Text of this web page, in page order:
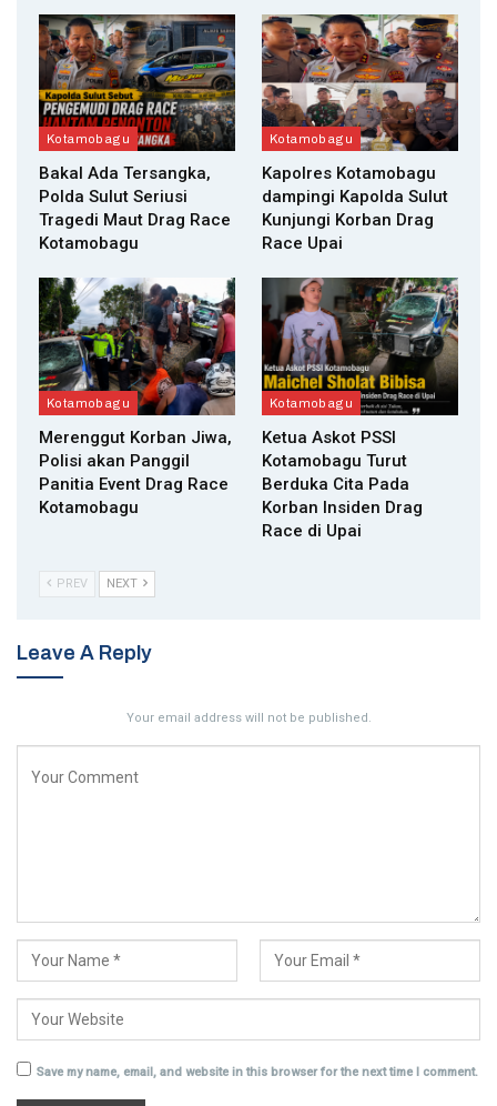
Kotamobagu
Bakal Ada Tersangka,
Polda Sulut Seriusi
Tragedi Maut Drag Race
Kotamobagu
Kotamobagu
Kapolres Kotamobagu
dampingi Kapolda Sulut
Kunjungi Korban Drag
Race Upai
Kotamobagu
Merenggut Korban Jiwa,
Polisi akan Panggil
Panitia Event Drag Race
Kotamobagu
Kotamobagu
Ketua Askot PSSI
Kotamobagu Turut
Berduka Cita Pada
Korban Insiden Drag
Race di Upai
PREV NEXT
Leave A Reply
Your email address will not be published.
Save my name, email, and website in this browser for the next time I comment.